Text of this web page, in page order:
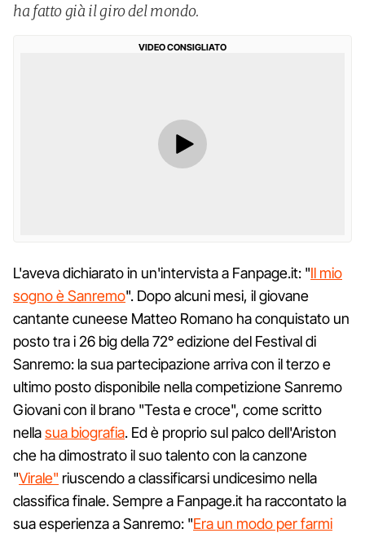
ha fatto già il giro del mondo.
VIDEO CONSIGLIATO
L'aveva dichiarato in un'intervista a Fanpage.it: "Il mio
sogno è Sanremo". Dopo alcuni mesi, il giovane
cantante cuneese Matteo Romano ha conquistato un
posto tra i 26 big della 72° edizione del Festival di
Sanremo: la sua partecipazione arriva con il terzo e
ultimo posto disponibile nella competizione Sanremo
Giovani con il brano "Testa e croce", come scritto
nellasua biografia. Ed è proprio sul palco dell'Ariston
che ha dimostrato il suo talento con la canzone
"Virale" riuscendo a classificarsi undicesimo nella
classifica finale. Sempre a Fanpage.it ha raccontato la
sua esperienza a Sanremo: "Era un modo per farmi